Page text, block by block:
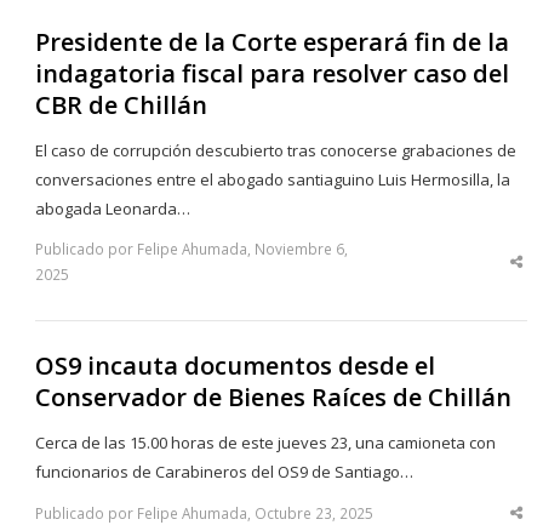
Presidente de la Corte esperará fin de la
indagatoria fiscal para resolver caso del
CBR de Chillán
El caso de corrupción descubierto tras conocerse grabaciones de
conversaciones entre el abogado santiaguino Luis Hermosilla, la
abogada Leonarda…
Publicado por Felipe Ahumada, Noviembre 6,
2025
OS9 incauta documentos desde el
Conservador de Bienes Raíces de Chillán
Cerca de las 15.00 horas de este jueves 23, una camioneta con
funcionarios de Carabineros del OS9 de Santiago…
Publicado por Felipe Ahumada, Octubre 23, 2025